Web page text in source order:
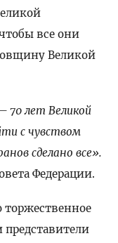
все они
Великой
70 лет Великой
с чувством
сделано все».
Федерации.
торжественное